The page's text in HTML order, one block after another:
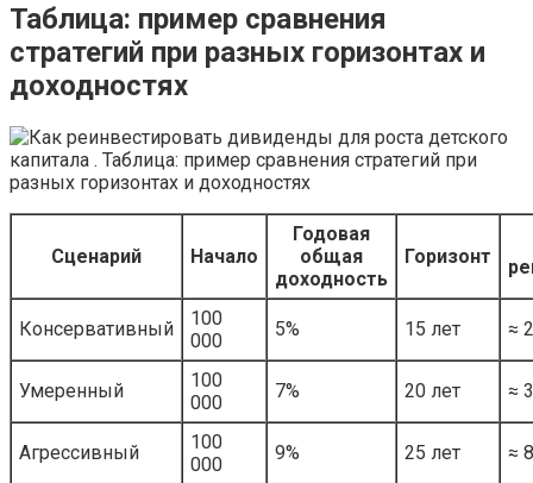
Таблица: пример сравнения
стратегий при разных горизонтах и
доходностях
Сценарий Начало
Годовая
общая
доходность
Горизонт
Консервативный
100
000
5% 15 лет ≈
Умеренный
100
000
7% 20 лет ≈
Агрессивный
100
000
9% 25 лет ≈